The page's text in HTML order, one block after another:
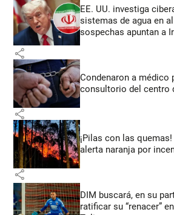
EE. UU. investiga
sistemas de agua en
sospechas apuntan a
share
Condenaron a médico
consultorio del centro
share
¡Pilas con las
alerta naranja por
share
DIM buscará, en su
ratificar su “renacer”